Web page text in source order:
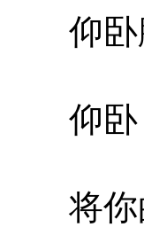
仰卧
仰卧，
将你的